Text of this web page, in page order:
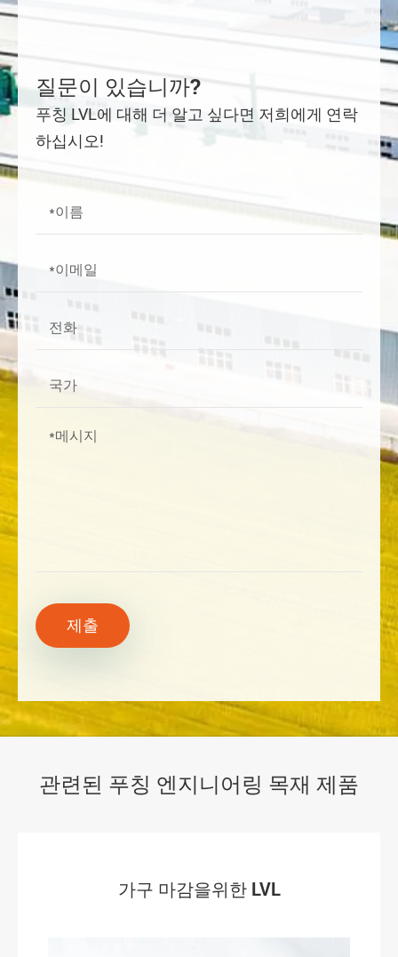
질문이 있습니까?
푸칭 LVL에 대해 더 알고 싶다면 저희에게 연락
하십시오!
제출
관련된 푸칭 엔지니어링 목재 제품
가구 마감을위한 LVL